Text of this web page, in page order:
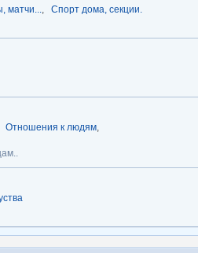
матчи...,
Спорт дома, секции.
Отношения к людям,